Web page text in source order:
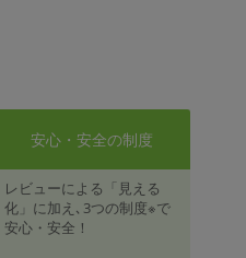
安心・安全の制度
レビューによる「見える
化」に加え､3つの制度※で
安心・安全！